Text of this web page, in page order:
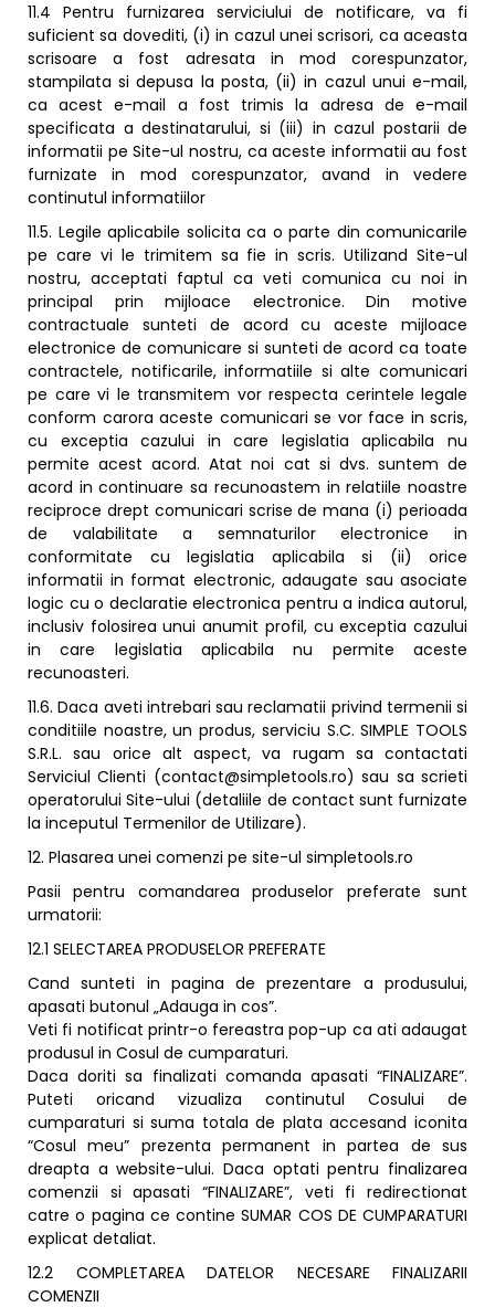
11.4 Pentru furnizarea serviciului de notificare, va fi
suficient sa dovediti, (i) in cazul unei scrisori, ca aceasta
scrisoare a fost adresata in mod corespunzator,
stampilata si depusa la posta, (ii) in cazul unui e-mail,
ca acest e-mail a fost trimis la adresa de e-mail
specificata a destinatarului, si (iii) in cazul postarii de
informatii pe Site-ul nostru, ca aceste informatii au fost
furnizate in mod corespunzator, avand in vedere
continutul informatiilor
11.5. Legile aplicabile solicita ca o parte din comunicarile
pe care vi le trimitem sa fie in scris. Utilizand Site-ul
nostru, acceptati faptul ca veti comunica cu noi in
principal prin mijloace electronice. Din motive
contractuale sunteti de acord cu aceste mijloace
electronice de comunicare si sunteti de acord ca toate
contractele, notificarile, informatiile si alte comunicari
pe care vi le transmitem vor respecta cerintele legale
conform carora aceste comunicari se vor face in scris,
cu exceptia cazului in care legislatia aplicabila nu
permite acest acord. Atat noi cat si dvs. suntem de
acord in continuare sa recunoastem in relatiile noastre
reciproce drept comunicari scrise de mana (i) perioada
de valabilitate a semnaturilor electronice in
conformitate cu legislatia aplicabila si (ii) orice
informatii in format electronic, adaugate sau asociate
logic cu o declaratie electronica pentru a indica autorul,
inclusiv folosirea unui anumit profil, cu exceptia cazului
in care legislatia aplicabila nu permite aceste
recunoasteri.
11.6. Daca aveti intrebari sau reclamatii privind termenii si
conditiile noastre, un produs, serviciu S.C. SIMPLE TOOLS
S.R.L. sau orice alt aspect, va rugam sa contactati
Serviciul Clienti (contact@simpletools.ro) sau sa scrieti
operatorului Site-ului (detaliile de contact sunt furnizate
la inceputul Termenilor de Utilizare).
12. Plasarea unei comenzi pe site-ul simpletools.ro
Pasii pentru comandarea produselor preferate sunt
urmatorii:
12.1 SELECTAREA PRODUSELOR PREFERATE
Cand sunteti in pagina de prezentare a produsului,
apasati butonul „Adauga in cos”.
Veti fi notificat printr-o fereastra pop-up ca ati adaugat
produsul in Cosul de cumparaturi.
Daca doriti sa finalizati comanda apasati “FINALIZARE”.
Puteti oricand vizualiza continutul Cosului de
cumparaturi si suma totala de plata accesand iconita
“Cosul meu” prezenta permanent in partea de sus
dreapta a website-ului. Daca optati pentru finalizarea
comenzii si apasati “FINALIZARE”, veti fi redirectionat
catre o pagina ce contine SUMAR COS DE CUMPARATURI
explicat detaliat.
12.2 COMPLETAREA DATELOR NECESARE FINALIZARII
COMENZII